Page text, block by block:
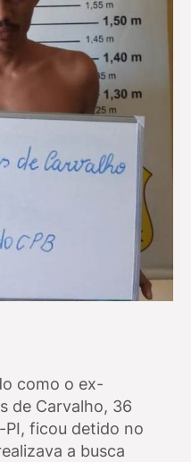
como o ex-
de Carvalho, 36
PI, ficou detido no
a busca